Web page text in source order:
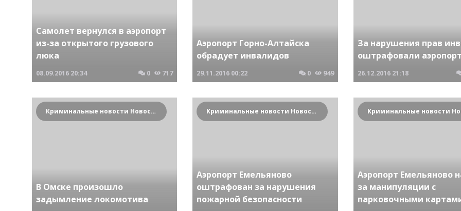
Самолет вернулся в аэропорт
из-за открытого грузового
люка
08.09.2016 20:34 0 717
Аэропорт Горно-Алтайска
обрадует инвалидов
29.11.2016 00:22 0 949
За нарушения прав
оштрафовали аэропорт
26.12.2016 21:18
Криминальные новости Новосибирска и Сибирского региона
В Омске произошло
задымление локомотива
Криминальные новости Новосибирска и Сибирского региона
Аэропорт Емельяново
оштрафован за нарушения
пожарной безопасности
Аэропорт Емельяново
за манипуляции с
парковочными